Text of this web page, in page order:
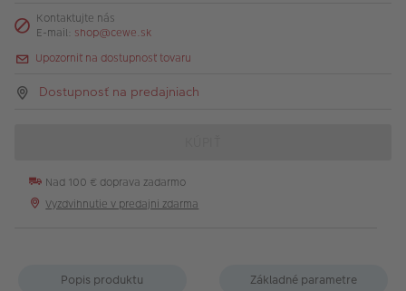
Kontaktujte nás
E-mail: shop@cewe.sk
Upozorniť na dostupnosť tovaru
Dostupnosť na predajniach
Nad 100 € doprava zadarmo
Vyzdvihnutie v predajni zdarma
Popis produktu Základné parametre